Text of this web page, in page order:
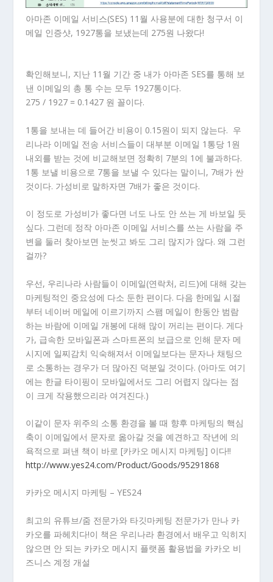
아마존 이메일 서비스(SES) 11월 사용분에 대한 청구서 이
메일 인증샷, 1927통을 보냈는데 275원 나왔다!
확인해보니, 지난 11월 기간 중 내가 아마존 SES를 통해 보
낸 이메일의 총 통 수는 모두 1927통이다.
275 / 1927 = 0.1427 원 꼴이다.
1통을 보내는 데 들어간 비용이 0.15원이 되지 않는다. 우
리나라 이메일 전송 서비스들이 대부분 이메일 1통당 1원
내외를 받는 것에 비교해보면 정확히 7분의 1에 불과하다.
1통 보낼 비용으로 7통을 보낼 수 있다는 말이니, 7배가 싼
것이다. 가성비로 말하자면 7배가 좋은 것이다.
이 정도로 가성비가 좋다면 너도 나도 안 쓰는 게 바보일 듯
싶다. 그런데 정작 아마존 이메일 서비스를 쓰는 사람을 주
변을 둘러 찾아보면 눈씻고 봐도 그리 많지가 않다. 왜 그런
걸까?
우선, 우리나라 사람들이 이메일(연락처, 리드)에 대해 갖는
마케팅적인 중요성에 다소 둔한 편이다. 다음 한메일 시절
부터 네이버 메일에 이르기까지 스팸 메일이 한동안 범람
하는 바람에 이메일 개봉에 대해 많이 꺼리는 편이다. 게다
가, 급속한 모바일폰과 스마트폰의 보급으로 인해 문자 메
시지에 일찌감치 익숙해져서 이메일보다는 문자나 채팅으
로 소통하는 경우가 더 많아진 덕분일 것이다. (아마도 여기
에는 한글 타이핑이 모바일에서도 그리 어렵지 않다는 점
이 크게 작용했으리라 여겨진다.)
이같이 문자 위주의 소통 환경을 볼 때 향후 마케팅의 핵심
축이 이메일에서 문자로 옮아갈 것을 예견하고 작년에 의
욕적으로 펴낸 책이 바로 [카카오 메시지 마케팅] 이다!!
http://www.yes24.com/Product/Goods/95291868
카카오 메시지 마케팅 – YES24
최고의 유튜브/줌 전문가와 타깃마케팅 전문가가 만나 카
카오를 파헤치다!이 책은 우리나라 환경에서 배우고 익히지
않으면 안 되는 카카오 메시지 플랫폼 활용법을 카카오 비
즈니스 계정 개설